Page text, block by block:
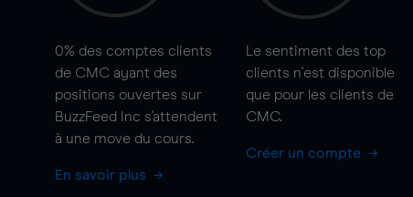
0% des comptes clients
de CMC ayant des
positions ouvertes sur
BuzzFeed Inc s'attendent
à une move du cours.
En savoir plus
Le sentiment des top
clients n'est disponible
que pour les clients de
CMC.
Créer un compte